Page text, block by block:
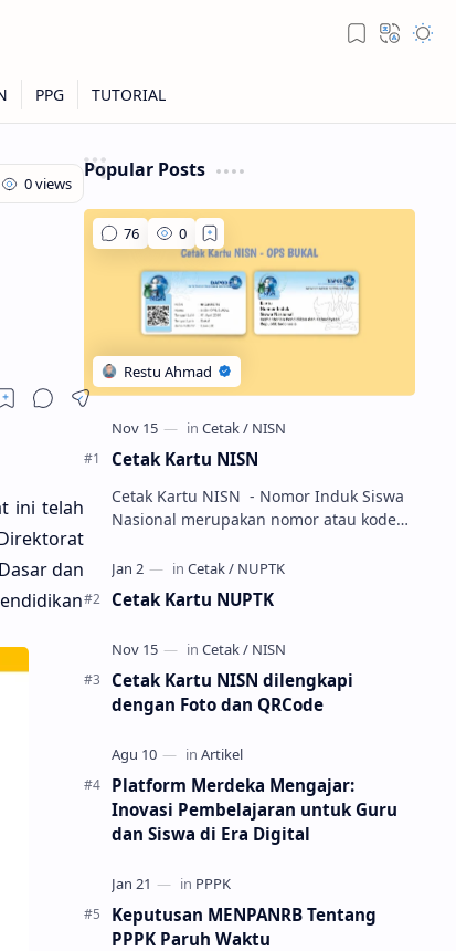
ini telah
dan
Popular Posts
Cetak Kartu NISN
Cetak Kartu NISN - Nomor Induk Siswa
Nasional merupakan nomor atau kode
siswa. NISN ini diterbitkan kepada …
Cetak Kartu NUPTK
Cetak Kartu NISN dilengkapi
dengan Foto dan QRCode
Platform Merdeka Mengajar:
Inovasi Pembelajaran untuk Guru
dan Siswa di Era Digital
Keputusan MENPANRB Tentang
PPPK Paruh Waktu